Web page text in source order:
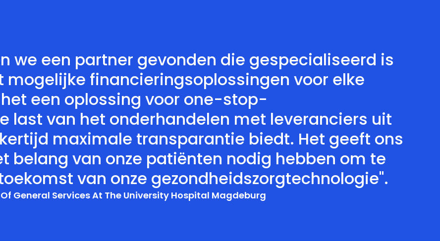
we een partner gevonden die gespecialiseerd is
mogelijke financieringsoplossingen voor elke
een oplossing voor one-stop-
last van het onderhandelen met leveranciers uit
maximale transparantie biedt. Het geeft ons
belang van onze patiënten nodig hebben om te
van onze gezondheidszorgtechnologie".
General Services At The University Hospital Magdeburg